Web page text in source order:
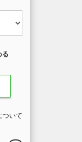
る
ついて